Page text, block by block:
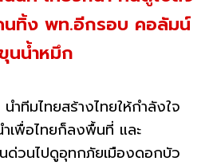
นทิ้ง พท.อีกรอบ คอลัมน์
นน้ำหมึก
นำทีมไทยสร้างไทยให้กำลังใจ
เพื่อไทยก็ลงพื้นที่ และ
ด่วนไปดูอุทกภัยเมืองดอกบัว